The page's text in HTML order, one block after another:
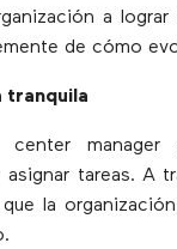
a
de cómo
tranquila
manager
tareas. A
la